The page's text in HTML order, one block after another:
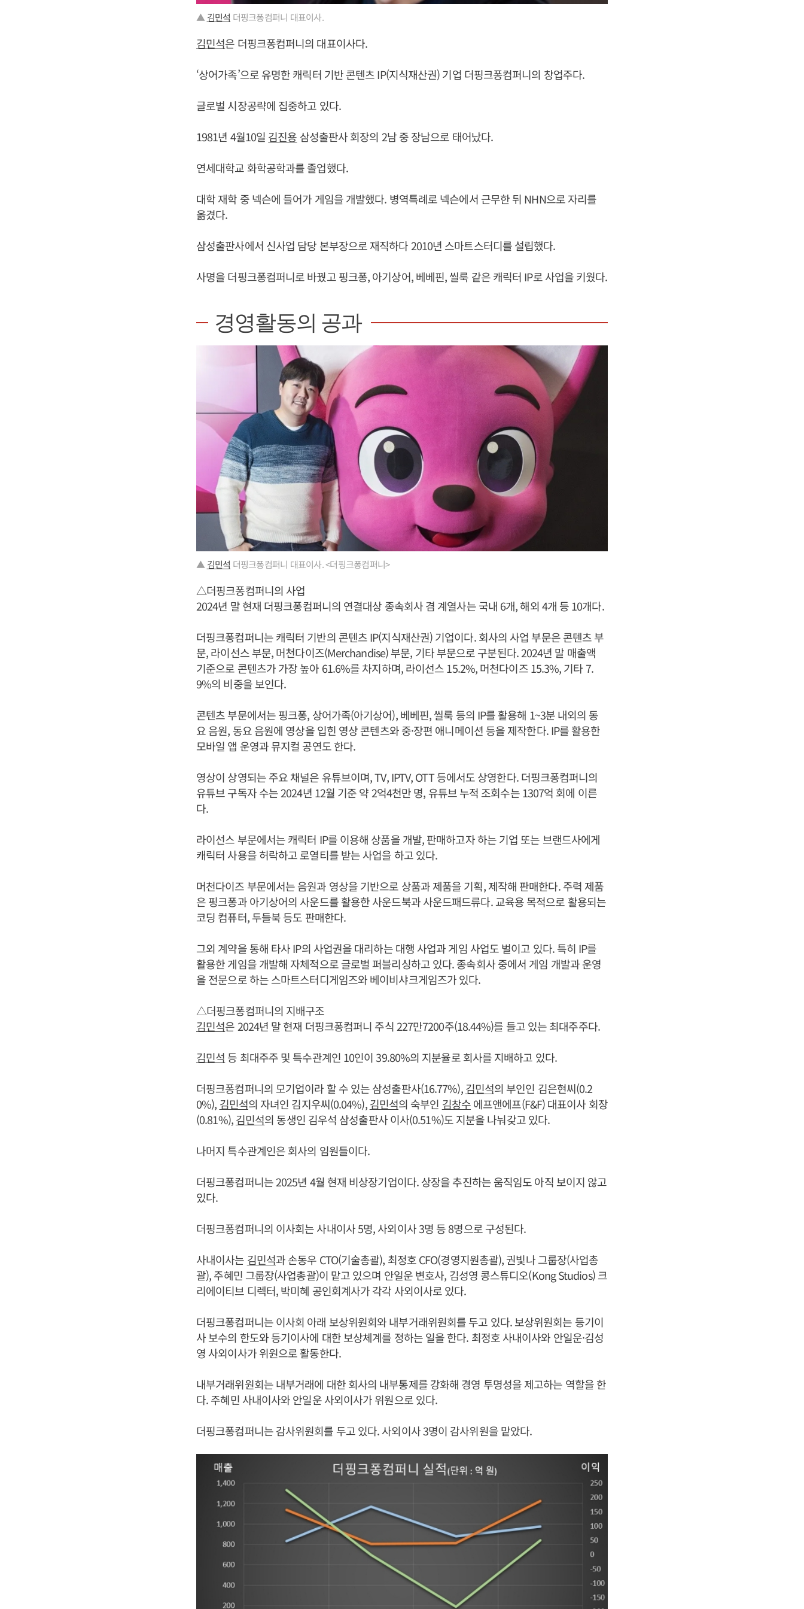
▲ 김민석 더핑크퐁컴퍼니 대표이사.
김민석은 더핑크퐁컴퍼니의 대표이사다.
‘상어가족’으로 유명한 캐릭터 기반 콘텐츠 IP(지식재산권) 기업 더핑크퐁컴퍼니의 창업주다.
글로벌 시장공략에 집중하고 있다.
1981년 4월10일 김진용 삼성출판사 회장의 2남 중 장남으로 태어났다.
연세대학교 화학공학과를 졸업했다.
대학 재학 중 넥슨에 들어가 게임을 개발했다. 병역특례로 넥슨에서 근무한 뒤 NHN으로 자리를
옮겼다.
삼성출판사에서 신사업 담당 본부장으로 재직하다 2010년 스마트스터디를 설립했다.
사명을 더핑크퐁컴퍼니로 바꿨고 핑크퐁, 아기상어, 베베핀, 씰룩 같은 캐릭터 IP로 사업을 키웠다.
경영활동의 공과
▲ 김민석 더핑크퐁컴퍼니 대표이사. <더핑크퐁컴퍼니>
△더핑크퐁컴퍼니의 사업
2024년 말 현재 더핑크퐁컴퍼니의 연결대상 종속회사 겸 계열사는 국내 6개, 해외 4개 등 10개다.
더핑크퐁컴퍼니는 캐릭터 기반의 콘텐츠 IP(지식재산권) 기업이다. 회사의 사업 부문은 콘텐츠 부
문, 라이선스 부문, 머천다이즈(Merchandise) 부문, 기타 부문으로 구분된다. 2024년 말 매출액
기준으로 콘텐츠가 가장 높아 61.6%를 차지하며, 라이선스 15.2%, 머천다이즈 15.3%, 기타 7.
9%의 비중을 보인다.
콘텐츠 부문에서는 핑크퐁, 상어가족(아기상어), 베베핀, 씰룩 등의 IP를 활용해 1~3분 내외의 동
요 음원, 동요 음원에 영상을 입힌 영상 콘텐츠와 중·장편 애니메이션 등을 제작한다. IP를 활용한
모바일 앱 운영과 뮤지컬 공연도 한다.
영상이 상영되는 주요 채널은 유튜브이며, TV, IPTV, OTT 등에서도 상영한다. 더핑크퐁컴퍼니의
유튜브 구독자 수는 2024년 12월 기준 약 2억4천만 명, 유튜브 누적 조회수는 1307억 회에 이른
다.
라이선스 부문에서는 캐릭터 IP를 이용해 상품을 개발, 판매하고자 하는 기업 또는 브랜드사에게
캐릭터 사용을 허락하고 로열티를 받는 사업을 하고 있다.
머천다이즈 부문에서는 음원과 영상을 기반으로 상품과 제품을 기획, 제작해 판매한다. 주력 제품
은 핑크퐁과 아기상어의 사운드를 활용한 사운드북과 사운드패드류다. 교육용 목적으로 활용되는
코딩 컴퓨터, 두들북 등도 판매한다.
그외 계약을 통해 타사 IP의 사업권을 대리하는 대행 사업과 게임 사업도 벌이고 있다. 특히 IP를
활용한 게임을 개발해 자체적으로 글로벌 퍼블리싱하고 있다. 종속회사 중에서 게임 개발과 운영
을 전문으로 하는 스마트스터디게임즈와 베이비샤크게임즈가 있다.
△더핑크퐁컴퍼니의 지배구조
김민석은 2024년 말 현재 더핑크퐁컴퍼니 주식 227만7200주(18.44%)를 들고 있는 최대주주다.
김민석 등 최대주주 및 특수관계인 10인이 39.80%의 지분율로 회사를 지배하고 있다.
더핑크퐁컴퍼니의 모기업이라 할 수 있는 삼성출판사(16.77%),김민석의 부인인 김은현씨(0.2
0%), 김민석의 자녀인 김지우씨(0.04%),김민석의 숙부인 김창수에프앤에프(F&F) 대표이사 회장
(0.81%),김민석의 동생인 김우석 삼성출판사 이사(0.51%)도 지분을 나눠갖고 있다.
나머지 특수관계인은 회사의 임원들이다.
더핑크퐁컴퍼니는 2025년 4월 현재 비상장기업이다. 상장을 추진하는 움직임도 아직 보이지 않고
있다.
더핑크퐁컴퍼니의 이사회는 사내이사 5명, 사외이사 3명 등 8명으로 구성된다.
사내이사는 김민석과 손동우 CTO(기술총괄), 최정호 CFO(경영지원총괄), 권빛나 그룹장(사업총
괄), 주혜민 그룹장(사업총괄)이 맡고 있으며 안일운 변호사, 김성영 콩스튜디오(Kong Studios) 크
리에이티브 디렉터, 박미혜 공인회계사가 각각 사외이사로 있다.
더핑크퐁컴퍼니는 이사회 아래 보상위원회와 내부거래위원회를 두고 있다. 보상위원회는 등기이
사 보수의 한도와 등기이사에 대한 보상체계를 정하는 일을 한다. 최정호 사내이사와 안일운·김성
영 사외이사가 위원으로 활동한다.
내부거래위원회는 내부거래에 대한 회사의 내부통제를 강화해 경영 투명성을 제고하는 역할을 한
다. 주혜민 사내이사와 안일운 사외이사가 위원으로 있다.
더핑크퐁컴퍼니는 감사위원회를 두고 있다. 사외이사 3명이 감사위원을 맡았다.